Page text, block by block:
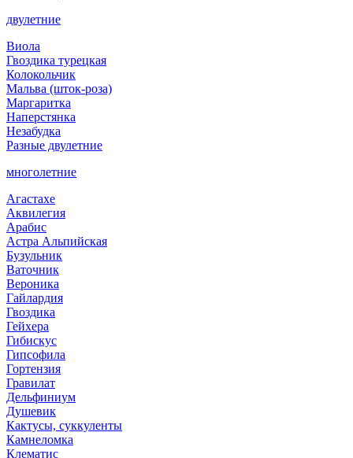
двулетние
Виола
Гвоздика турецкая
Колокольчик
Мальва (шток-роза)
Маргаритка
Наперстянка
Незабудка
Разные двулетние
многолетние
Агастахе
Аквилегия
Арабис
Астра Альпийская
Бузульник
Ваточник
Вероника
Гайлардия
Гвоздика
Гейхера
Гибискус
Гипсофила
Гортензия
Гравилат
Дельфиниум
Душевик
Кактусы, суккуленты
Камнеломка
Клематис